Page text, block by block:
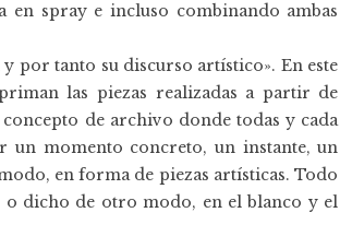
spray e incluso combinando ambas
por tanto su discurso artístico». En este
las piezas realizadas a partir de
de archivo donde todas y cada
un momento concreto, un instante, un
en forma de piezas artísticas. Todo
o dicho de otro modo, en el blanco y el